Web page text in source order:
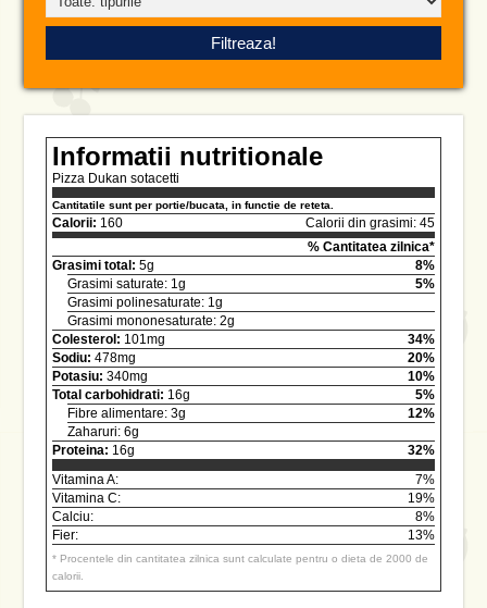
Informatii nutritionale
Pizza Dukan sotacetti
Cantitatile sunt per portie/bucata, in functie de reteta.
Calorii: 160
Calorii din grasimi: 45
% Cantitatea zilnica*
Grasimi total: 5g
8%
Grasimi saturate: 1g
5%
Grasimi polinesaturate: 1g
Grasimi mononesaturate: 2g
Colesterol: 101mg
34%
Sodiu: 478mg
20%
Potasiu: 340mg
10%
Total carbohidrati: 16g
5%
Fibre alimentare: 3g
12%
Zaharuri: 6g
Proteina: 16g
32%
Vitamina A:
7%
Vitamina C:
19%
Calciu:
8%
Fier:
13%
* Procentele din cantitatea zilnica sunt calculate pentru o dieta de 2000 de
calorii.